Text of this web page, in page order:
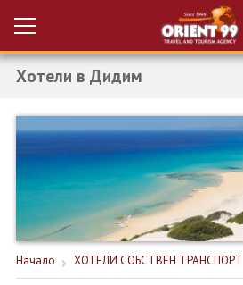
Вход за агенти
РАННИ ЗАПИСВАНИЯ ТУРЦИЯ
НОВА ГОДИНА ТУРЦИЯ
НОВА ГОДИНА
ПОЧИВКИ
КРУИЗИ
Хотели в Дидим
Начало ХОТЕЛИ СОБСТВЕН ТРАНСПОРТ